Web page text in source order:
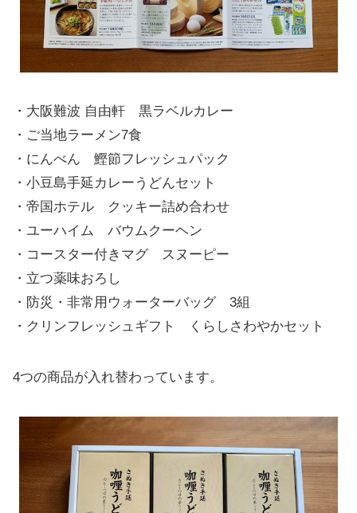
・大阪難波 自由軒 黒ラベルカレー
・ご当地ラーメン7食
・にんべん 鰹節フレッシュパック
・小豆島手延カレーうどんセット
・帝国ホテル クッキー詰め合わせ
・ユーハイム バウムクーヘン
・コースター付きマグ スヌーピー
・立つ薬味おろし
・防災・非常用ウォーターバッグ 3組
・クリンフレッシュギフト くらしさわやかセット
4つの商品が入れ替わっています。